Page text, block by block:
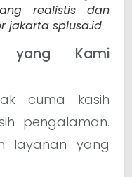
realistis dan
jakarta splusa.id
yang Kami
cuma kasih
pengalaman.
layanan yang